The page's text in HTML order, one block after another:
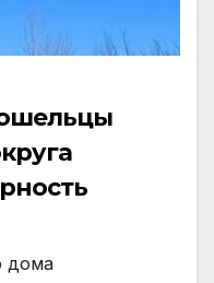
дома